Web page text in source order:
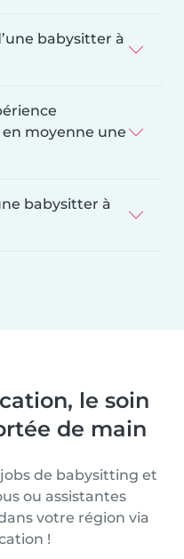
babysitter à
moyenne une
babysitter à
le soin
de main
de babysitting et
ou assistantes
votre région via
!